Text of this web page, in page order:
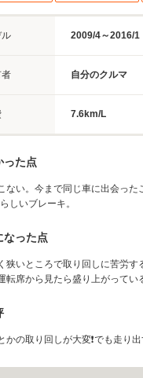
ル 2009/4～2016/1
者 自分のクルマ
7.6km/L
った点
ない。今まで同じ車に出会った
らしいブレーキ。
なった点
狭いところで取り回しに苦労す
転席から見たら盛り上がってい
かの取り回しが大変❗でも走り出